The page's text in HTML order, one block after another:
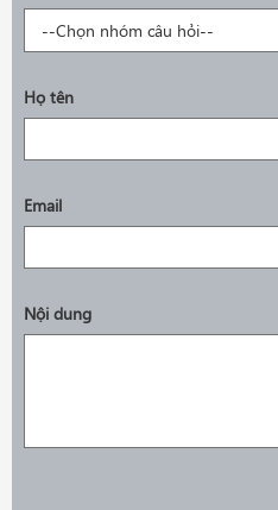
Họ tên
Email
Nội dung